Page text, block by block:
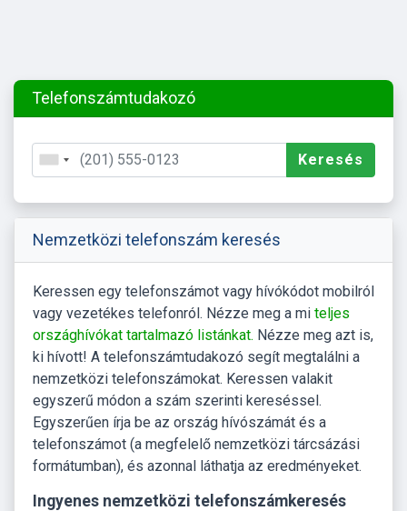
Telefonszámtudakozó
Keresés
Nemzetközi telefonszám keresés
Keressen egy telefonszámot vagy hívókódot mobilról
vagy vezetékes telefonról. Nézze meg a mi teljes
országhívókat tartalmazó listánkat. Nézze meg azt is,
ki hívott! A telefonszámtudakozó segít megtalálni a
nemzetközi telefonszámokat. Keressen valakit
egyszerű módon a szám szerinti kereséssel.
Egyszerűen írja be az ország hívószámát és a
telefonszámot (a megfelelő nemzetközi tárcsázási
formátumban), és azonnal láthatja az eredményeket.
Ingyenes nemzetközi telefonszámkeresés